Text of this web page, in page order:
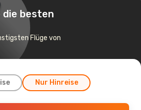
die besten
Flüge von
Nur Hinreise